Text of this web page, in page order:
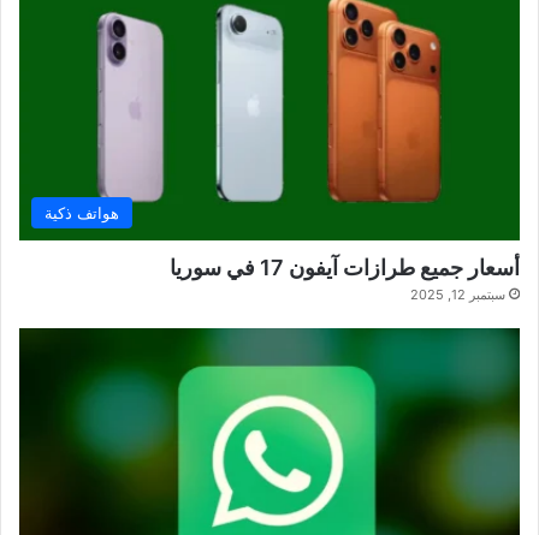
هواتف ذكية
أسعار جميع طرازات آيفون 17 في سوريا
سبتمبر 12, 2025